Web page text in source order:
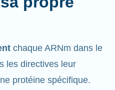
les directives leur
protéine spécifique.